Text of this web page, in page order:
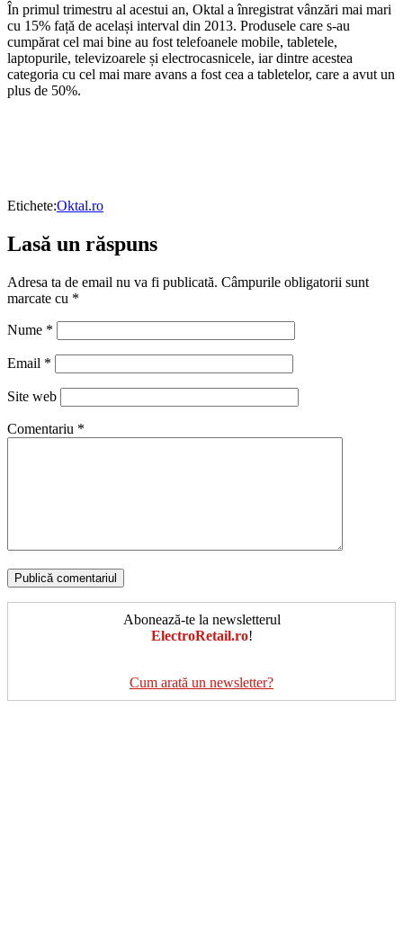
În primul trimestru al acestui an, Oktal a înregistrat vânzări mai mari
cu 15% față de același interval din 2013. Produsele care s-au
cumpărat cel mai bine au fost telefoanele mobile, tabletele,
laptopurile, televizoarele și electrocasnicele, iar dintre acestea
categoria cu cel mai mare avans a fost cea a tabletelor, care a avut un
plus de 50%.
Etichete:Oktal.ro
Lasă un răspuns
Adresa ta de email nu va fi publicată. Câmpurile obligatorii sunt
marcate cu *
Nume *
Email *
Site web
Comentariu *
Abonează-te la newsletterul
ElectroRetail.ro!
Cum arată un newsletter?